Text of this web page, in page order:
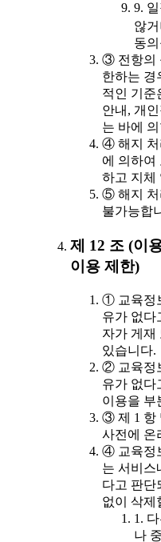
9.
않
동
③ 전항의
한하는 경
적인 기준
안내, 개
는 바에
④ 해지 처
에 의하여
하고 지체
⑤ 해지 처
불가능합
제 12 조 (이
이용 제한)
① 교육정
유가 없다
자가 게재
있습니다.
② 교육정
유가 없다
이용을 부
③ 제 1 항
사전에 온
④ 교육정
는 서비스
다고 판단
없이 삭제
1.
나